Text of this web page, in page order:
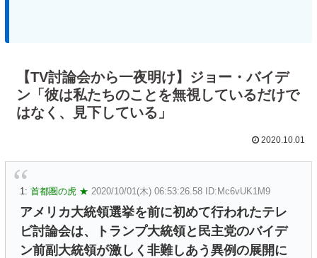
【TV討論会から一夜明け】ジョー・バイデ
ン「彼は私たちのことを無視しているだけで
はなく、見下している」
2020.10.01
1: 首都圏の虎 ★ 2020/10/01(木) 06:53:26.58 ID:Mc6vUK1M9
アメリカ大統領選挙を前に初めて行われたテレ
ビ討論会は、トランプ大統領と民主党のバイデ
ン前副大統領が激しく非難しあう異例の展開に